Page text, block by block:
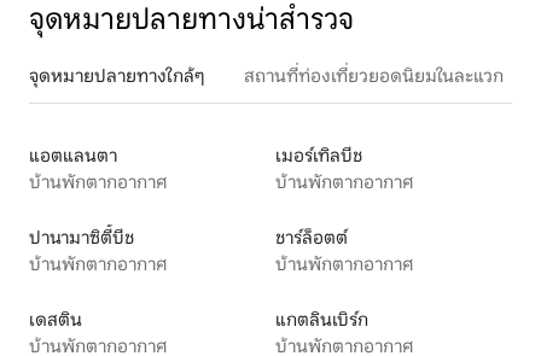
จุดหมายปลายทางน่าสำรวจ
จุดหมายปลายทางใกล้ๆ สถานที่ท่องเที่ยวยอดนิยมในละแวก
แอตแลนตา
บ้านพักตากอากาศ
เมอร์เทิลบีช
บ้านพักตากอากาศ
ปานามาซิตี้บีช
บ้านพักตากอากาศ
ชาร์ล็อตต์
บ้านพักตากอากาศ
เดสติน
บ้านพักตากอากาศ
แกตลินเบิร์ก
บ้านพักตากอากาศ